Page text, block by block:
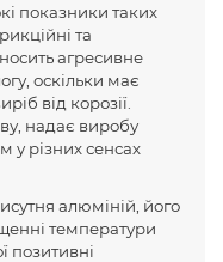
показники таких
та
агресивне
оскільки має
від корозії.
надає виробу
у різних сенсах
алюміній, його
температури
позитивні